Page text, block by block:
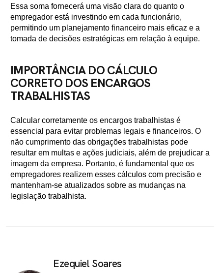
Essa soma fornecerá uma visão clara do quanto o
empregador está investindo em cada funcionário,
permitindo um planejamento financeiro mais eficaz e a
tomada de decisões estratégicas em relação à equipe.
IMPORTÂNCIA DO CÁLCULO
CORRETO DOS ENCARGOS
TRABALHISTAS
Calcular corretamente os encargos trabalhistas é
essencial para evitar problemas legais e financeiros. O
não cumprimento das obrigações trabalhistas pode
resultar em multas e ações judiciais, além de prejudicar a
imagem da empresa. Portanto, é fundamental que os
empregadores realizem esses cálculos com precisão e
mantenham-se atualizados sobre as mudanças na
legislação trabalhista.
Ezequiel Soares